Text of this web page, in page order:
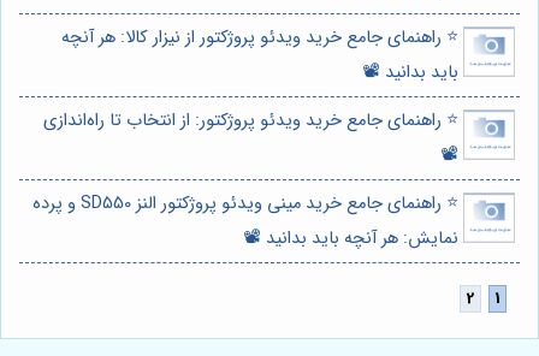
⭐️ راهنمای جامع خرید ویدئو پروژکتور از نیزار کالا: هر آنچه
باید بدانید 📽️
⭐️ راهنمای جامع خرید ویدئو پروژکتور: از انتخاب تا راه‌اندازی
📽️
⭐️ راهنمای جامع خرید مینی ویدئو پروژکتور النز SD550 و پرده
نمایش: هر آنچه باید بدانید 📽️